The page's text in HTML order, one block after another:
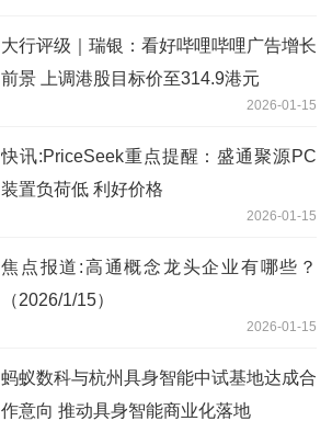
大行评级｜瑞银：看好哔哩哔哩广告增长
前景 上调港股目标价至314.9港元
2026-01-15
快讯:PriceSeek重点提醒：盛通聚源PC
装置负荷低 利好价格
2026-01-15
焦点报道:高通概念龙头企业有哪些？
（2026/1/15）
2026-01-15
蚂蚁数科与杭州具身智能中试基地达成合
作意向 推动具身智能商业化落地